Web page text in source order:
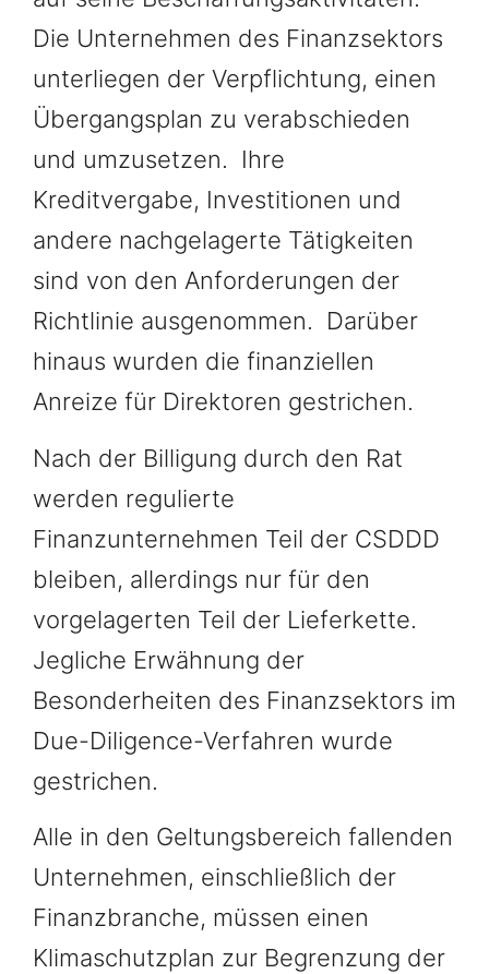
Die Unternehmen des Finanzsektors
unterliegen der Verpflichtung, einen
Übergangsplan zu verabschieden
und umzusetzen. Ihre
Kreditvergabe, Investitionen und
andere nachgelagerte Tätigkeiten
sind von den Anforderungen der
Richtlinie ausgenommen. Darüber
hinaus wurden die finanziellen
Anreize für Direktoren gestrichen.
Nach der Billigung durch den Rat
werden regulierte
Finanzunternehmen Teil der CSDDD
bleiben, allerdings nur für den
vorgelagerten Teil der Lieferkette.
Jegliche Erwähnung der
Besonderheiten des Finanzsektors im
Due-Diligence-Verfahren wurde
gestrichen.
Alle in den Geltungsbereich fallenden
Unternehmen, einschließlich der
Finanzbranche, müssen einen
Klimaschutzplan zur Begrenzung der